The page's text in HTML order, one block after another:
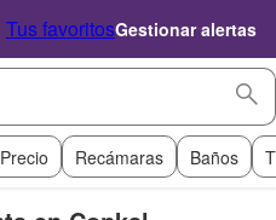
Tus favoritosGestionar alertas
Precio Recámaras Baños